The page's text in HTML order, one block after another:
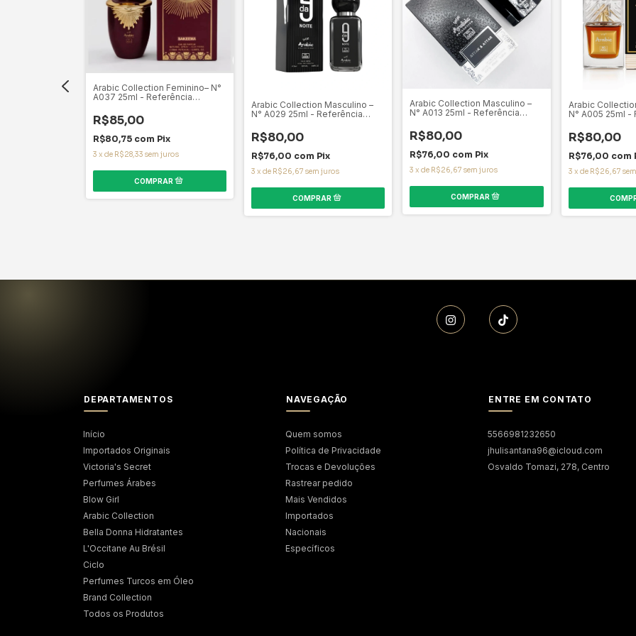
Arabic Collection Feminino– N°
A037 25ml - Referência
R$85,00
R$80,75 com Pix
3 x de R$28,33 sem juros
Arabic Collection Masculino –
N° A029 25ml - Referência
R$80,00
R$76,00 com Pix
3 xde R$26,67 sem juros
Arabic Collection Masculino –
N° A013 25ml - Referência
R$80,00
R$76,00 com Pix
3 xde R$26,67 sem juros
Arabic
N° A005 25ml -
R$80,00
R$76,00 com
3 x de R$26,67
DEPARTAMENTOS
Início
Importados Originais
Victoria's Secret
Perfumes Árabes
Blow Girl
Arabic Collection
Bella Donna Hidratantes
L'Occitane Au Brésil
Ciclo
Perfumes Turcos em Óleo
Brand Collection
Todos os Produtos
NAVEGAÇÃO
Quem somos
Política de Privacidade
Trocas e Devoluções
Rastrear pedido
Mais Vendidos
Importados
Nacionais
Específicos
ENTRE EM CONTATO
5566981232650
jhulisantana96@icloud.com
Osvaldo Tomazi, 278, Centro